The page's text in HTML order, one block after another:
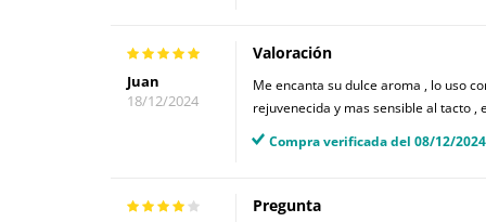
Juan
18/12/2024
Valoración
Me encanta su dulce aroma , lo uso
rejuvenecida y mas sensible al tacto
Compra verificada del 08/12/2024
Pregunta